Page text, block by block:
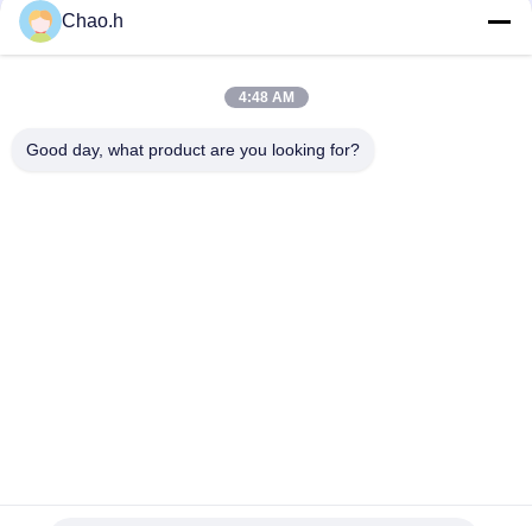
1er étage, No.40, No.69, rue moyenne de Zhengbei, rue de
Chao.h
4:48 AM
Good day, what product are you looking for?